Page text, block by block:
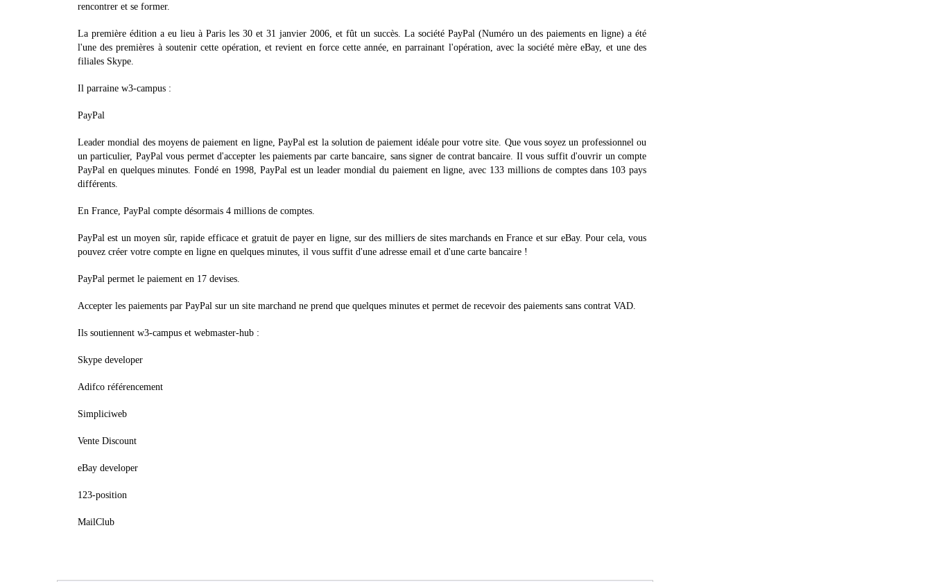
rencontrer et se former.
La première édition a eu lieu à Paris les 30 et 31 janvier 2006, et fût un succès. La société PayPal (Numéro un des paiements en ligne) a été
l'une des premières à soutenir cette opération, et revient en force cette année, en parrainant l'opération, avec la société mère eBay, et une des
filiales Skype.
Il parraine w3-campus :
PayPal
Leader mondial des moyens de paiement en ligne, PayPal est la solution de paiement idéale pour votre site. Que vous soyez un professionnel ou
un particulier, PayPal vous permet d'accepter les paiements par carte bancaire, sans signer de contrat bancaire. Il vous suffit d'ouvrir un compte
PayPal en quelques minutes. Fondé en 1998, PayPal est un leader mondial du paiement en ligne, avec 133 millions de comptes dans 103 pays
différents.
En France, PayPal compte désormais 4 millions de comptes.
PayPal est un moyen sûr, rapide efficace et gratuit de payer en ligne, sur des milliers de sites marchands en France et sur eBay. Pour cela, vous
pouvez créer votre compte en ligne en quelques minutes, il vous suffit d'une adresse email et d'une carte bancaire !
PayPal permet le paiement en 17 devises.
Accepter les paiements par PayPal sur un site marchand ne prend que quelques minutes et permet de recevoir des paiements sans contrat VAD.
Ils soutiennent w3-campus et webmaster-hub :
Skype developer
Adifco référencement
Simpliciweb
Vente Discount
eBay developer
123-position
MailClub